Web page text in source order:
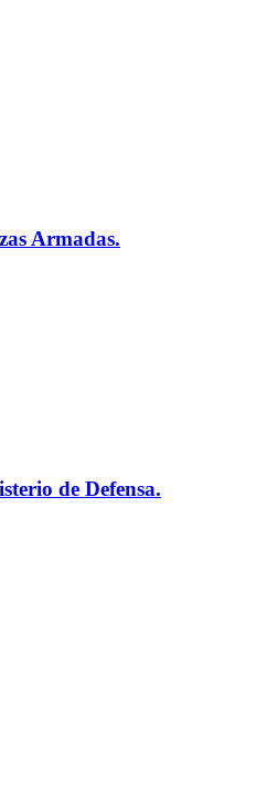
Armadas.
de Defensa.